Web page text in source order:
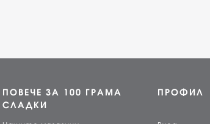
ПОВЕЧЕ ЗА 100 ГРАМА
СЛАДКИ
ПРОФИЛ